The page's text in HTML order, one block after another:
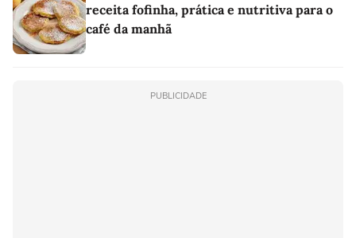
receita fofinha, prática e nutritiva para o
café da manhã
PUBLICIDADE